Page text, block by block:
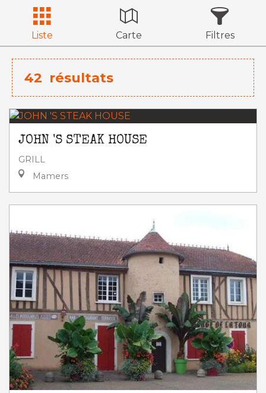
Liste Carte Filtres
42 résultats
JOHN 'S STEAK HOUSE
GRILL
Mamers